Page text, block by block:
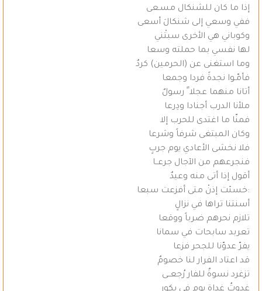
إذا ما كان للشنكال مسـعى
ففي وسعي إلى شنكالَ أسعى
وكوباني هي الأخرى سبتْني
لها نفسي بما حملته وسعا
وما استغنى عن (الحرمين) كردٌ
فأمّـوا نجدةً فردا وجمعا
أتانا منهما عجلا ً رسولٌ
ملأنا الدرب أجنادا ودِرعا
فمنّا ما اغتدى للحرب إلا
وكان المبتغى شرفاً وشرعا
فلا نخشى الأعادي يوم جربٍ
فنجرعهم من الآجال جرعــا
أقول إذا أتى منه وعيدٌ
:خسئت إذنْ متى أفزعت سبعا
أسنتنا تراها في نزالٍ
تلازم نحرهم ضرباً ووقعا
تعربد سابحات في سمانا
يفرّ عدوّنا للجحر فزعا
قد اعتاد الفرار لنا خصومٌ
تزغرد نسوةٌ للفار رُجعــى